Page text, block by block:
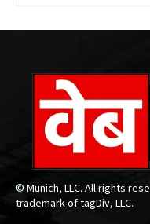
© Munich, LLC. All rights
trademark of tagDiv, LLC.